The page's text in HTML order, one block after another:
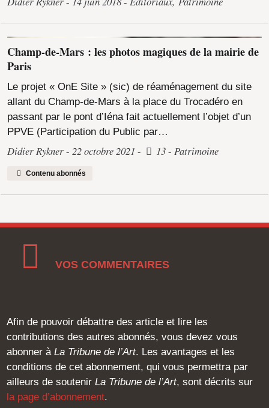
Champ-de-Mars : les photos magiques de la mairie de
Paris
Le projet « OnE Site » (sic) de réaménagement du site
allant du Champ-de-Mars à la place du Trocadéro en
passant par le pont d’Iéna fait actuellement l’objet d’un
PPVE (Participation du Public par…
Didier Rykner 22 octobre 2021 13 Patrimoine
Contenu abonnés
VOS COMMENTAIRES
Afin de pouvoir débattre des article et lire les
contributions des autres abonnés, vous devez vous
abonner àLa Tribune de l’Art. Les avantages et les
conditions de cet abonnement, qui vous permettra par
ailleurs de soutenirLa Tribune de l’Art, sont décrits sur
la page d’abonnement.